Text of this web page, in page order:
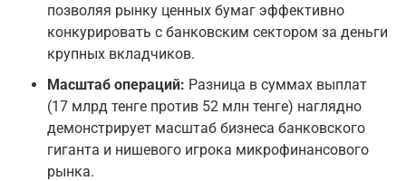
позволяя рынку ценных бумаг эффективно
конкурировать с банковским сектором за деньги
крупных вкладчиков.
Масштаб операций: Разница в суммах выплат
(17 млрд тенге против 52 млн тенге) наглядно
демонстрирует масштаб бизнеса банковского
гиганта и нишевого игрока микрофинансового
рынка.